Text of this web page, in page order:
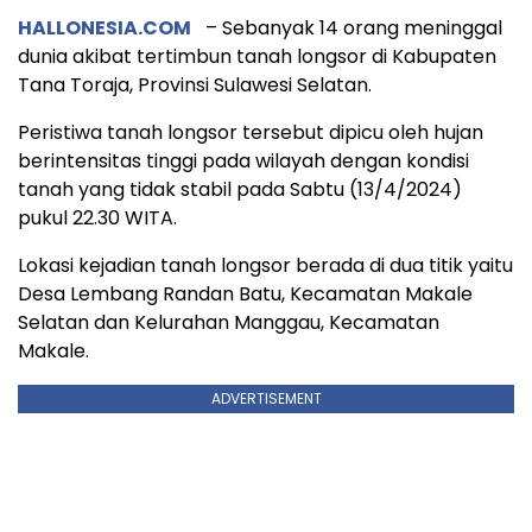
HALLONESIA.COM
– Sebanyak 14 orang meninggal
dunia akibat tertimbun tanah longsor di Kabupaten
Tana Toraja, Provinsi Sulawesi Selatan.
Peristiwa tanah longsor tersebut dipicu oleh hujan
berintensitas tinggi pada wilayah dengan kondisi
tanah yang tidak stabil pada Sabtu (13/4/2024)
pukul 22.30 WITA.
Lokasi kejadian tanah longsor berada di dua titik yaitu
Desa Lembang Randan Batu, Kecamatan Makale
Selatan dan Kelurahan Manggau, Kecamatan
Makale.
ADVERTISEMENT